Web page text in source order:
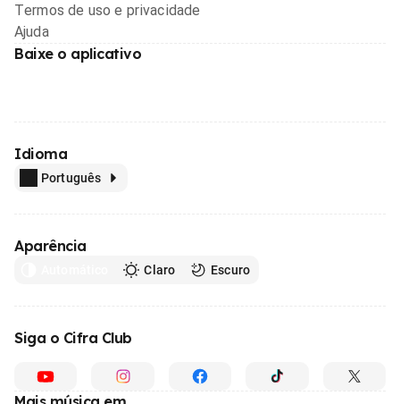
Termos de uso e privacidade
Ajuda
Baixe o aplicativo
Idioma
Português
Aparência
Claro Escuro
Siga o Cifra Club